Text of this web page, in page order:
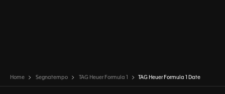
Home Segnatempo TAG Heuer Formula 1 TAG Heuer Formula 1 Date